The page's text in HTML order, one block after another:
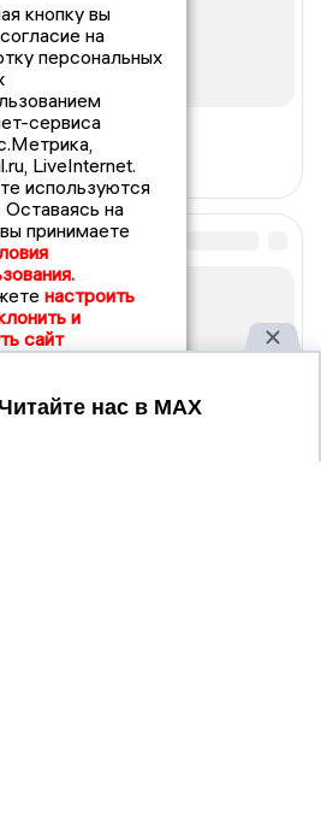
кнопку вы
на
персональных
сервиса
LiveInternet.
используются
на
принимаете
настроить
и
сайт
Принять